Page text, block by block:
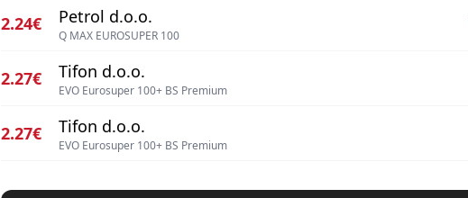
2.24€ Petrol d.o.o.
Q MAX EUROSUPER 100
2.27€ Tifon d.o.o.
EVO Eurosuper 100+ BS Premium
2.27€ Tifon d.o.o.
EVO Eurosuper 100+ BS Premium